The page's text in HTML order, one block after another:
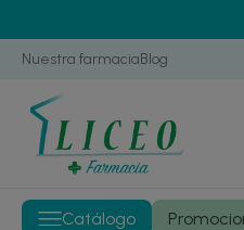
Nuestra farmaciaBlog
Catálogo